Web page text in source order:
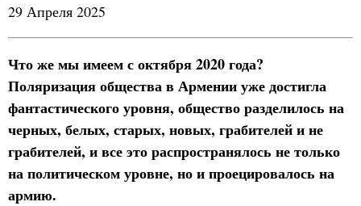
29 Апреля 2025
Что же мы имеем с октября 2020 года?
Поляризация общества в Армении уже достигла
фантастического уровня, общество разделилось на
черных, белых, старых, новых, грабителей и не
грабителей, и все это распространялось не только
на политическом уровне, но и проецировалось на
армию.